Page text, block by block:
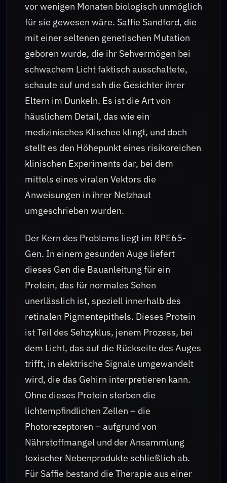
vor wenigen Monaten biologisch unmöglich
für sie gewesen wäre. Saffie Sandford, die
mit einer seltenen genetischen Mutation
geboren wurde, die ihr Sehvermögen bei
schwachem Licht faktisch ausschaltete,
schaute auf und sah die Gesichter ihrer
Eltern im Dunkeln. Es ist die Art von
häuslichem Detail, das wie ein
medizinisches Klischee klingt, und doch
stellt es den Höhepunkt eines risikoreichen
klinischen Experiments dar, bei dem
mittels eines viralen Vektors die
Anweisungen in ihrer Netzhaut
umgeschrieben wurden.
Der Kern des Problems liegt im RPE65-
Gen. In einem gesunden Auge liefert
dieses Gen die Bauanleitung für ein
Protein, das für normales Sehen
unerlässlich ist, speziell innerhalb des
retinalen Pigmentepithels. Dieses Protein
ist Teil des Sehzyklus, jenem Prozess, bei
dem Licht, das auf die Rückseite des Auges
trifft, in elektrische Signale umgewandelt
wird, die das Gehirn interpretieren kann.
Ohne dieses Protein sterben die
lichtempfindlichen Zellen – die
Photorezeptoren – aufgrund von
Nährstoffmangel und der Ansammlung
toxischer Nebenprodukte schließlich ab.
Für Saffie bestand die Therapie aus einer